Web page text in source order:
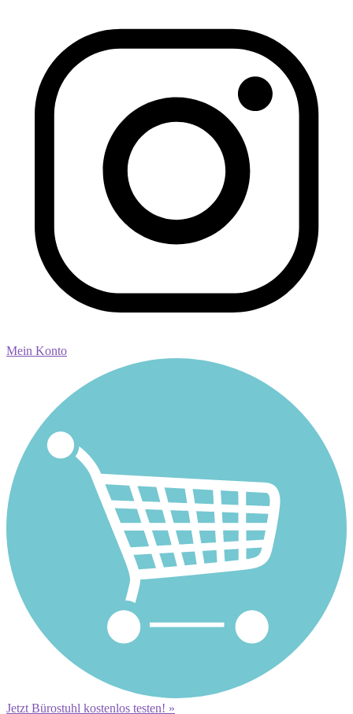
Mein Konto
Jetzt Bürostuhl kostenlos testen! »